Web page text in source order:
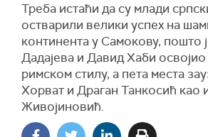
Треба истаћи да су млади
остварили велики успех на
континента у Самокову, пошто
Дадајева и Давид Хаби
римском стилу, а пета места
Хорват и Драган Танкосић као
Живојиновић.